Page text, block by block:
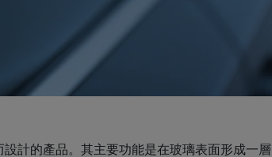
計的產品。其主要功能是在玻璃表面形成一層